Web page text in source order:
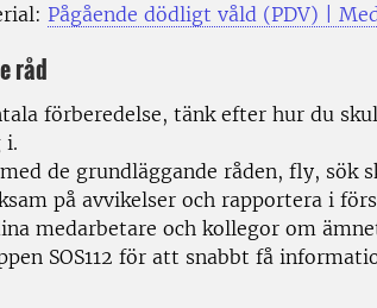
Pågående dödligt våld (PDV) |
råd
förberedelse, tänk efter hur du
i.
de grundläggande råden, fly, sök
på avvikelser och rapportera i
medarbetare och kollegor om
SOS112 för att snabbt få